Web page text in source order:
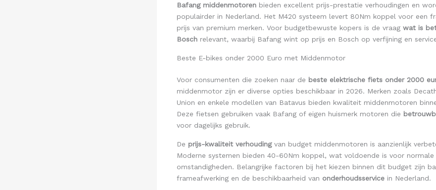
Bafang middenmotoren bieden excellent prijs-prestatie verhoudingen en
populairder in Nederland. Het M420 systeem levert 80Nm koppel voor een
prijs van premium merken. Voor budgetbewuste kopers is de vraag wat is
Bosch relevant, waarbij Bafang wint op prijs en Bosch op verfijning en
Beste E-bikes onder 2000 Euro met Middenmotor
Voor consumenten die zoeken naar de beste elektrische fiets onder 2000
middenmotor zijn er diverse opties beschikbaar in 2026. Merken zoals
Union en enkele modellen van Batavus bieden kwaliteit middenmotoren
Deze fietsen gebruiken vaak Bafang of eigen huismerk motoren die
voor dagelijks gebruik.
De prijs-kwaliteit verhoudingvan budget middenmotoren is aanzienlijk
Moderne systemen bieden 40-60Nm koppel, wat voldoende is voor normale
omstandigheden. Belangrijke factoren bij het kiezen binnen dit budget zijn
frameafwerking en de beschikbaarheid van onderhoudsservice in Nederland.